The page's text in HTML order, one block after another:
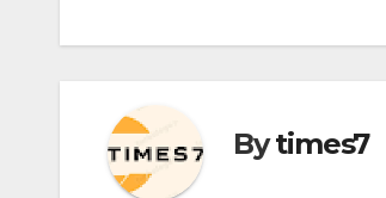
Bytimes7